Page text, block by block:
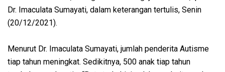
Dr. Imaculata Sumayati, dalam keterangan tertulis, Senin
(20/12/2021).
Menurut Dr. Imaculata Sumayati, jumlah penderita Autisme
tiap tahun meningkat. Sedikitnya, 500 anak tiap tahun